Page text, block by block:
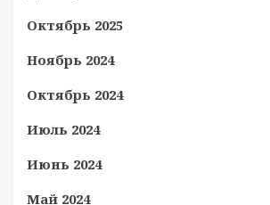
Октябрь 2025
Ноябрь 2024
Октябрь 2024
Июль 2024
Июнь 2024
Май 2024